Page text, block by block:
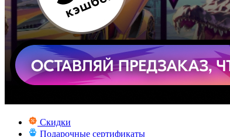
Скидки
Подарочные сертификаты